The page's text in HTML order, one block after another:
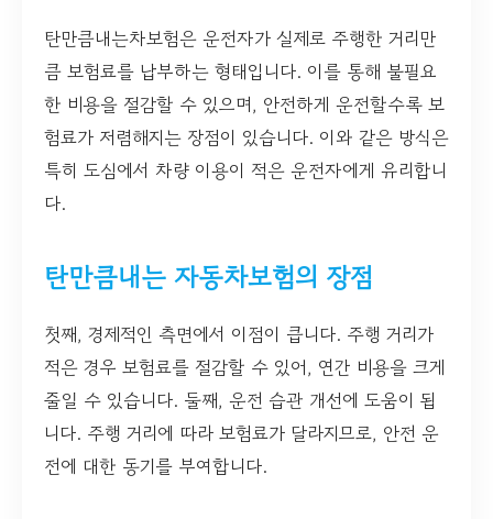
탄만큼내는차보험은 운전자가 실제로 주행한 거리만
큼 보험료를 납부하는 형태입니다. 이를 통해 불필요
한 비용을 절감할 수 있으며, 안전하게 운전할수록 보
험료가 저렴해지는 장점이 있습니다. 이와 같은 방식은
특히 도심에서 차량 이용이 적은 운전자에게 유리합니
다.
탄만큼내는 자동차보험의 장점
첫째, 경제적인 측면에서 이점이 큽니다. 주행 거리가
적은 경우 보험료를 절감할 수 있어, 연간 비용을 크게
줄일 수 있습니다. 둘째, 운전 습관 개선에 도움이 됩
니다. 주행 거리에 따라 보험료가 달라지므로, 안전 운
전에 대한 동기를 부여합니다.